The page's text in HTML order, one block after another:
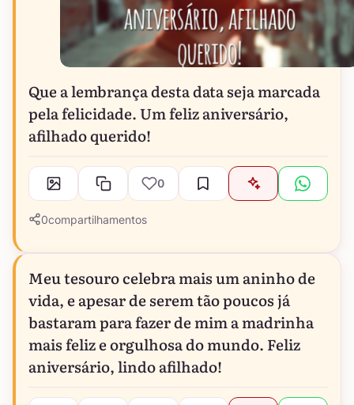
Que a lembrança desta data seja marcada
pela felicidade. Um feliz aniversário,
afilhado querido!
0
0compartilhamentos
Meu tesouro celebra mais um aninho de
vida, e apesar de serem tão poucos já
bastaram para fazer de mim a madrinha
mais feliz e orgulhosa do mundo. Feliz
aniversário, lindo afilhado!